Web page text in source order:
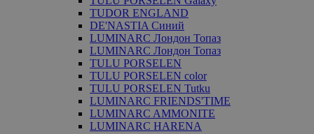
TUDOR ENGLAND
DE'NASTIA Синий
LUMINARC Лондон Топаз
LUMINARC Лондон Топаз
TULU PORSELEN
TULU PORSELEN color
TULU PORSELEN Tutku
LUMINARC FRIENDS'TIME
LUMINARC AMMONITE
LUMINARC HARENA